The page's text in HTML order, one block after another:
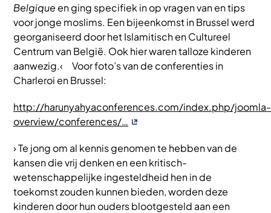
Belgiqueen ging specifiek in op vragen van en tips
voor jonge moslims. Een bijeenkomst in Brussel werd
georganiseerd door het Islamitisch en Cultureel
Centrum van België. Ook hier waren talloze kinderen
aanwezig.‹ Voor foto’s van de conferenties in
Charleroi en Brussel:
http://harunyahyaconferences.com/index.php/joomla-
overview/conferences/…
› Te jong om al kennis genomen te hebben van de
kansen die vrij denken en een kritisch-
wetenschappelijke ingesteldheid hen in de
toekomst zouden kunnen bieden, worden deze
kinderen door hun ouders blootgesteld aan een